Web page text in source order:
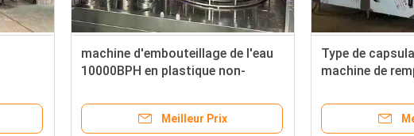
machine d'embouteillage de l'eau
10000BPH en plastique non-
de CIP
Meilleur Prix
Type de
machine de
étiquettes